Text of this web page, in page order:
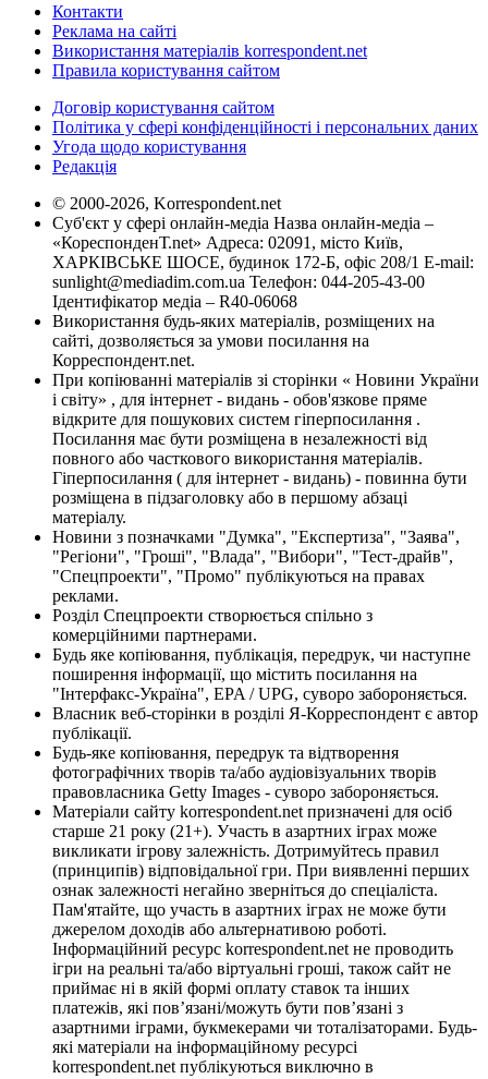
Контакти
Реклама на сайті
Використання матеріалів korrespondent.net
Правила користування сайтом
Договір користування сайтом
Політика у сфері конфіденційності і персональних даних
Угода щодо користування
Редакція
© 2000-2026, Korrespondent.net
Суб'єкт у сфері онлайн-медіа Назва онлайн-медіа –
«КореспонденТ.net» Адреса: 02091, місто Київ,
ХАРКІВСЬКЕ ШОСЕ, будинок 172-Б, офіс 208/1 E-mail:
sunlight@mediadim.com.ua Телефон: 044-205-43-00
Ідентифікатор медіа – R40-06068
Використання будь-яких матеріалів, розміщених на
сайті, дозволяється за умови посилання на
Корреспондент.net.
При копіюванні матеріалів зі сторінки « Новини України
і світу» , для інтернет - видань - обов'язкове пряме
відкрите для пошукових систем гіперпосилання .
Посилання має бути розміщена в незалежності від
повного або часткового використання матеріалів.
Гіперпосилання ( для інтернет - видань) - повинна бути
розміщена в підзаголовку або в першому абзаці
матеріалу.
Новини з позначками "Думка", "Експертиза", "Заява",
"Регіони", "Гроші", "Влада", "Вибори", "Тест-драйв",
"Спецпроекти", "Промо" публікуються на правах
реклами.
Розділ Спецпроекти створюється спільно з
комерційними партнерами.
Будь яке копіювання, публікація, передрук, чи наступне
поширення інформації, що містить посилання на
"Інтерфакс-Україна", EPA / UPG, суворо забороняється.
Власник веб-сторінки в розділі Я-Корреспондент є автор
публікації.
Будь-яке копіювання, передрук та відтворення
фотографічних творів та/або аудіовізуальних творів
правовласника Getty Images - суворо забороняється.
Матеріали сайту korrespondent.net призначені для осіб
старше 21 року (21+). Участь в азартних іграх може
викликати ігрову залежність. Дотримуйтесь правил
(принципів) відповідальної гри. При виявленні перших
ознак залежності негайно зверніться до спеціаліста.
Пам'ятайте, що участь в азартних іграх не може бути
джерелом доходів або альтернативою роботі.
Інформаційний ресурс korrespondent.net не проводить
ігри на реальні та/або віртуальні гроші, також сайт не
приймає ні в якій формі оплату ставок та інших
платежів, які пов’язані/можуть бути пов’язані з
азартними іграми, букмекерами чи тоталізаторами. Будь-
які матеріали на інформаційному ресурсі
korrespondent.net публікуються виключно в